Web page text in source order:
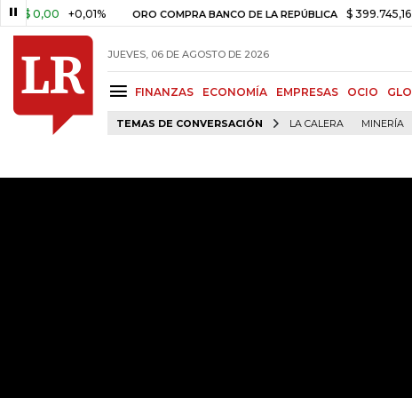
0,00 +0,01% ORO COMPRA BANCO DE LA REPÚBLICA $ 399.745,16 +$
JUEVES, 06 DE AGOSTO DE 2026
FINANZAS ECONOMÍA EMPRESAS OCIO
TEMAS DE CONVERSACIÓN LA CALERA MINERÍA